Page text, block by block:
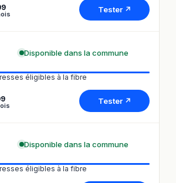
Tester ↗
Disponible dans la commune
éligibles à la fibre
Tester ↗
Disponible dans la commune
éligibles à la fibre